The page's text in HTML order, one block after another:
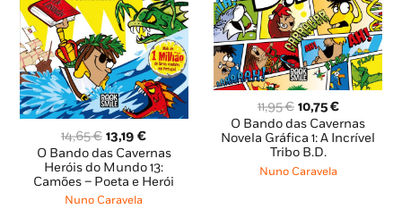
14,65€ O
preço
original
era:
14,65 €.
13,19€O
preço
atual
é:
O Bando das Cavernas
Heróis do Mundo 13:
Camões – Poeta e Herói
Nuno Caravela
11,95€ O
preço
original
era:
11,95 €.
10,75€O
preço
atual
O Bando das Cavernas
Novela Gráfica 1: A Incrível
Tribo B.D.
Nuno Caravela